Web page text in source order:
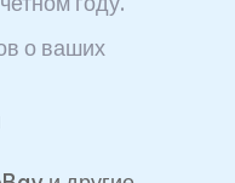
дохода,
году.
о ваших